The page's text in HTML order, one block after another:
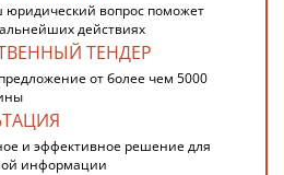
юридический вопрос поможет
действиях
ТЕНДЕР
от более чем 5000
и эффективное решение для
информации